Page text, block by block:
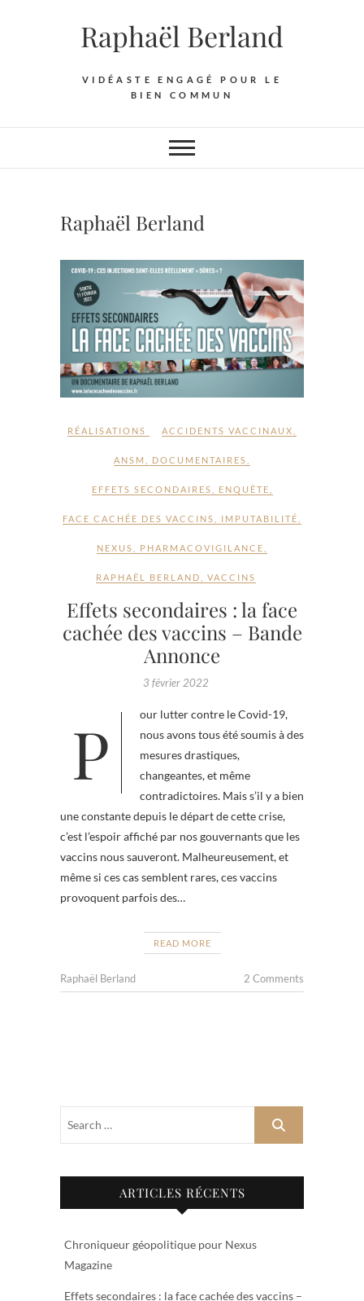
Raphaël Berland
VIDÉASTE ENGAGÉ POUR LE
BIEN COMMUN
Raphaël Berland
RÉALISATIONS ACCIDENTS VACCINAUX
ANSM DOCUMENTAIRES
EFFETS SECONDAIRES ENQUÊTE
FACE CACHÉE DES VACCINS IMPUTABILITÉ
NEXUS PHARMACOVIGILANCE
RAPHAËL BERLAND VACCINS
Effets secondaires : la face
cachée des vaccins – Bande
Annonce
3 février 2022
Pour lutter contre le Covid-19,
nous avons tous été soumis à des
mesures drastiques,
changeantes, et même
contradictoires. Mais s’il y a bien
une constante depuis le départ de cette crise,
c’est l’espoir affiché par nos gouvernants que les
vaccins nous sauveront. Malheureusement, et
même si ces cas semblent rares, ces vaccins
provoquent parfois des…
READ MORE
Raphaël Berland 2 Comments
ARTICLES RÉCENTS
Chroniqueur géopolitique pour Nexus
Magazine
Effets secondaires : la face cachée des vaccins –